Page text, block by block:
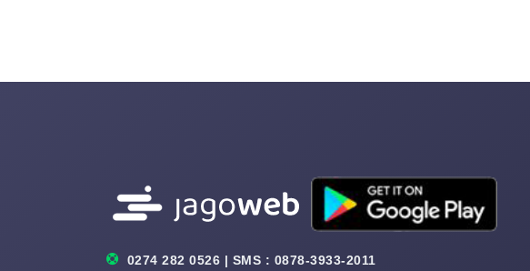
0274 282 0526 | SMS : 0878-3933-2011